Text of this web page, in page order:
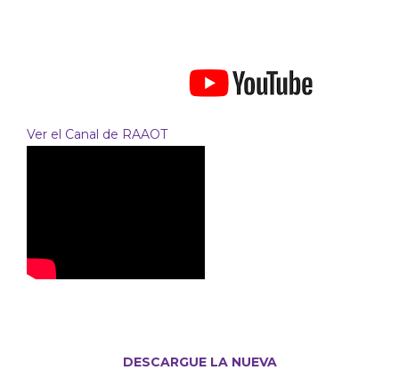
Ver el Canal de RAAOT
DESCARGUE LA NUEVA